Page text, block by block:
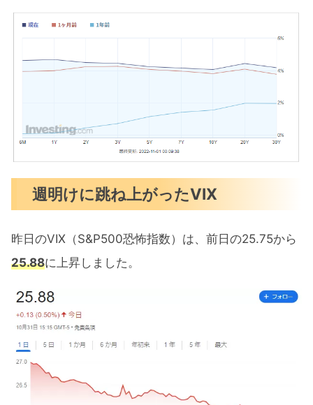
週明けに跳ね上がったVIX
昨日のVIX（S&P500恐怖指数）は、前日の25.75から
25.88に上昇しました。